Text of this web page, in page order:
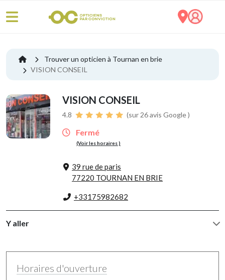
Trouver un opticien à Tournan en brie
VISION CONSEIL
VISION CONSEIL
4.8 (sur 26 avis Google )
Fermé
(Voir les horaires )
39 rue de paris
77220 TOURNAN EN BRIE
+33175982682
Y aller
Horaires d'ouverture